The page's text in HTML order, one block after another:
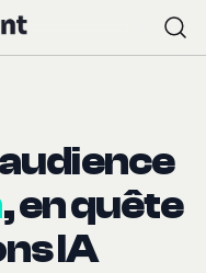
, en quête
IA